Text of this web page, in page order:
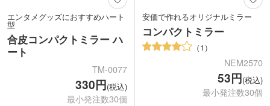
エンタメグッズにおすすめハート
型
合皮コンパクトミラー ハ
ート
TM-0077
330円(税込)
最小発注数30個
安価で作れるオリジナルミラー
コンパクトミラー
1
NEM2570
53円(税込)
最小発注数30個